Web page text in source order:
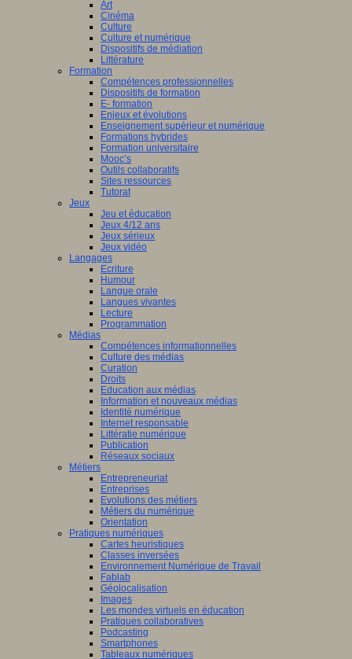
Art
Cinéma
Culture
Culture et numérique
Dispositifs de médiation
Littérature
Formation
Compétences professionnelles
Dispositifs de formation
E- formation
Enjeux et évolutions
Enseignement supérieur et numérique
Formations hybrides
Formation universitaire
Mooc’s
Outils collaboratifs
Sites ressources
Tutorat
Jeux
Jeu et éducation
Jeux 4/12 ans
Jeux sérieux
Jeux vidéo
Langages
Ecriture
Humour
Langue orale
Langues vivantes
Lecture
Programmation
Médias
Compétences informationnelles
Culture des médias
Curation
Droits
Education aux médias
Information et nouveaux médias
Identité numérique
Internet responsable
Littératie numérique
Publication
Réseaux sociaux
Métiers
Entrepreneuriat
Entreprises
Evolutions des métiers
Métiers du numérique
Orientation
Pratiques numériques
Cartes heuristiques
Classes inversées
Environnement Numérique de Travail
Fablab
Géolocalisation
Images
Les mondes virtuels en éducation
Pratiques collaboratives
Podcasting
Smartphones
Tableaux numériques